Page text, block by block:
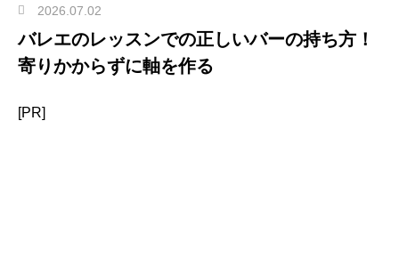
2026.07.02
バレエのレッスンでの正しいバーの持ち方！
寄りかからずに軸を作る
[PR]